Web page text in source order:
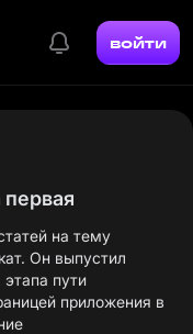
войти
на тему
Он выпустил
пути
приложения в